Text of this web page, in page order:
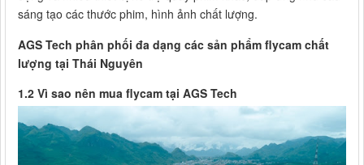
sáng tạo các thước phim, hình ảnh chất lượng.
AGS Tech phân phối đa dạng các sản phẩm flycam chất
lượng tại Thái Nguyên
1.2 Vì sao nên mua flycam tại AGS Tech